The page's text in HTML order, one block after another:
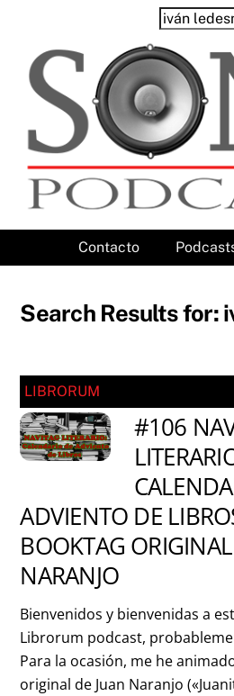
content
Contacto
Search Results for:
LIBRORUM
#106
ADVIENTO DE
BOOKTAG
NARANJO
Bienvenidos y bienvenidas a
Librorum podcast,
Para la ocasión, me he
original de Juan Naranjo